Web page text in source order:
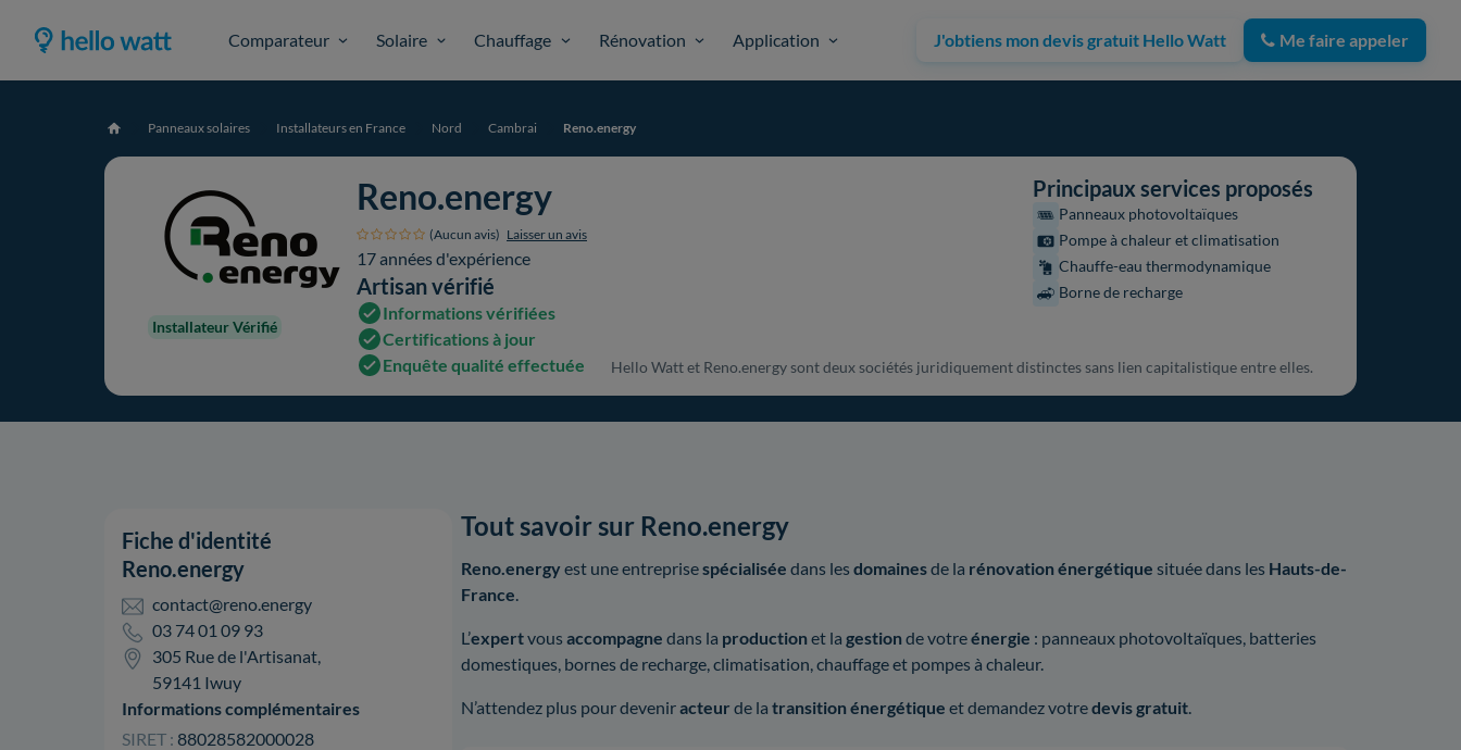
Comparateur Solaire Chauffage Rénovation Application J'obtiens mon devis gratuit Hello Watt Me faire appeler
Accueil Panneaux solaires Installateurs en France Nord Cambrai Reno.energy
Installateur Vérifié
Reno.energy
(Aucun avis) Laisser un avis
17 années d'expérience
Artisan vérifié
Informations vérifiées
Certifications à jour
Enquête qualité effectuée
Principaux services proposés
Panneaux photovoltaïques
Pompe à chaleur et climatisation
Chauffe-eau thermodynamique
Borne de recharge
Hello Watt et Reno.energy sont deux sociétés juridiquement distinctes sans lien capitalistique entre elles.
Fiche d'identité
Reno.energy
contact@reno.energy
03 74 01 09 93
305 Rue de l'Artisanat,
59141 Iwuy
Informations complémentaires
SIRET : 88028582000028
Tout savoir sur Reno.energy
Reno.energyest une entreprisespécialisée dans les domainesde la rénovation énergétique située dans les Hauts-de-
France.
L’expertvous accompagne dans la production et la gestion de votreénergie : panneaux photovoltaïques, batteries
domestiques, bornes de recharge, climatisation, chauffage et pompes à chaleur.
N’attendez plus pour deveniracteur de la transition énergétique etdemandez votredevis gratuit.